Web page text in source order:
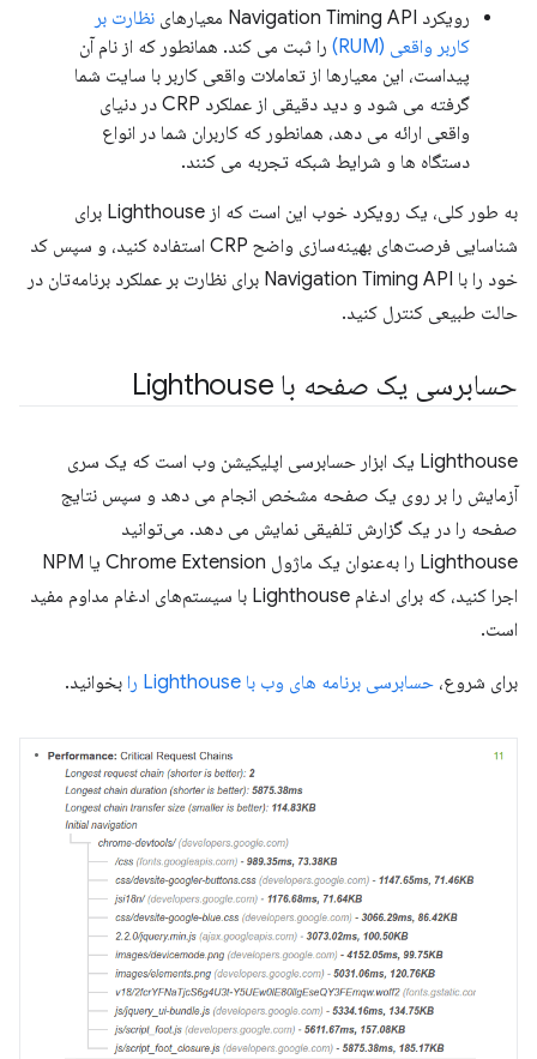
رویکرد Navigation Timing API معیارهای
نظارت بر
کاربر واقعی (RUM)
را ثبت می کند. همانطور که از نام آن
پیداست، این معیارها از تعاملات واقعی کاربر با سایت شما
گرفته می شود و دید دقیقی از عملکرد CRP در دنیای
واقعی ارائه می دهد، همانطور که کاربران شما در انواع
دستگاه ها و شرایط شبکه تجربه می کنند.
به طور کلی، یک رویکرد خوب این است که از Lighthouse برای
شناسایی فرصت‌های بهینه‌سازی واضح CRP استفاده کنید، و سپس کد
خود را با Navigation Timing API برای نظارت بر عملکرد برنامه‌تان در
حالت طبیعی کنترل کنید.
حسابرسی یک صفحه با Lighthouse
Lighthouse یک ابزار حسابرسی اپلیکیشن وب است که یک سری
آزمایش را بر روی یک صفحه مشخص انجام می دهد و سپس نتایج
صفحه را در یک گزارش تلفیقی نمایش می دهد. می‌توانید
Lighthouse را به‌عنوان یک ماژول Chrome Extension یا NPM
اجرا کنید، که برای ادغام Lighthouse با سیستم‌های ادغام مداوم مفید
است.
برای شروع، حسابرسی برنامه های وب با Lighthouse را بخوانید.